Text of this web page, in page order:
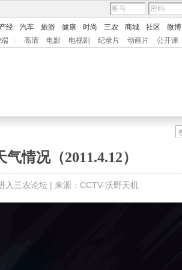
产经 汽车 旅游 健康 时尚 三农 商城 社区 微博
端 高清 电影 电视剧 纪录片 动画片 公开课
情况（2011.4.12）
入三农论坛 | 来源：CCTV-沃野天机